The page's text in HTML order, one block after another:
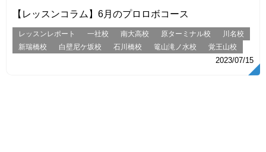
【レッスンコラム】6月のプロロボコース
レッスンレポート 一社校 南大高校 原ターミナル校
川名校
新瑞橋校
白壁尼ケ坂校 石川橋校 篭山滝ノ水校 覚王山校
2023/07/15